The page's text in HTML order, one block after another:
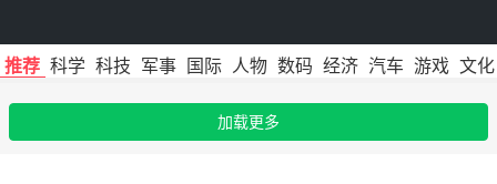
推荐 科学 科技 军事 国际 人物 数码 经济 汽车 游戏 文化
加载更多